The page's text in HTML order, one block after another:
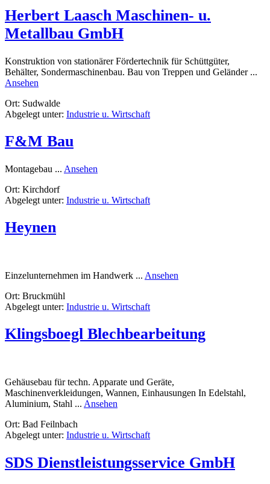
PartGmbB
Herbert Laasch Maschinen- u.
Metallbau GmbH
Konstruktion von stationärer Fördertechnik für Schüttgüter,
Behälter, Sondermaschinenbau. Bau von Treppen und Geländer ...
Ansehen
Laasch
Maschinen-
Metallbau
GmbH
Ort: Sudwalde
Abgelegt unter: Industrie u. Wirtschaft
F&M Bau
Montagebau ... Ansehen
Ort: Kirchdorf
Abgelegt unter: Industrie u. Wirtschaft
Heynen
Einzelunternehmen im Handwerk ... Ansehen
Ort: Bruckmühl
Abgelegt unter: Industrie u. Wirtschaft
Klingsboegl Blechbearbeitung
Gehäusebau für techn. Apparate und Geräte,
Maschinenverkleidungen, Wannen, Einhausungen In Edelstahl,
Aluminium, Stahl ... Ansehen
Ort: Bad Feilnbach
Abgelegt unter: Industrie u. Wirtschaft
SDS Dienstleistungsservice GmbH